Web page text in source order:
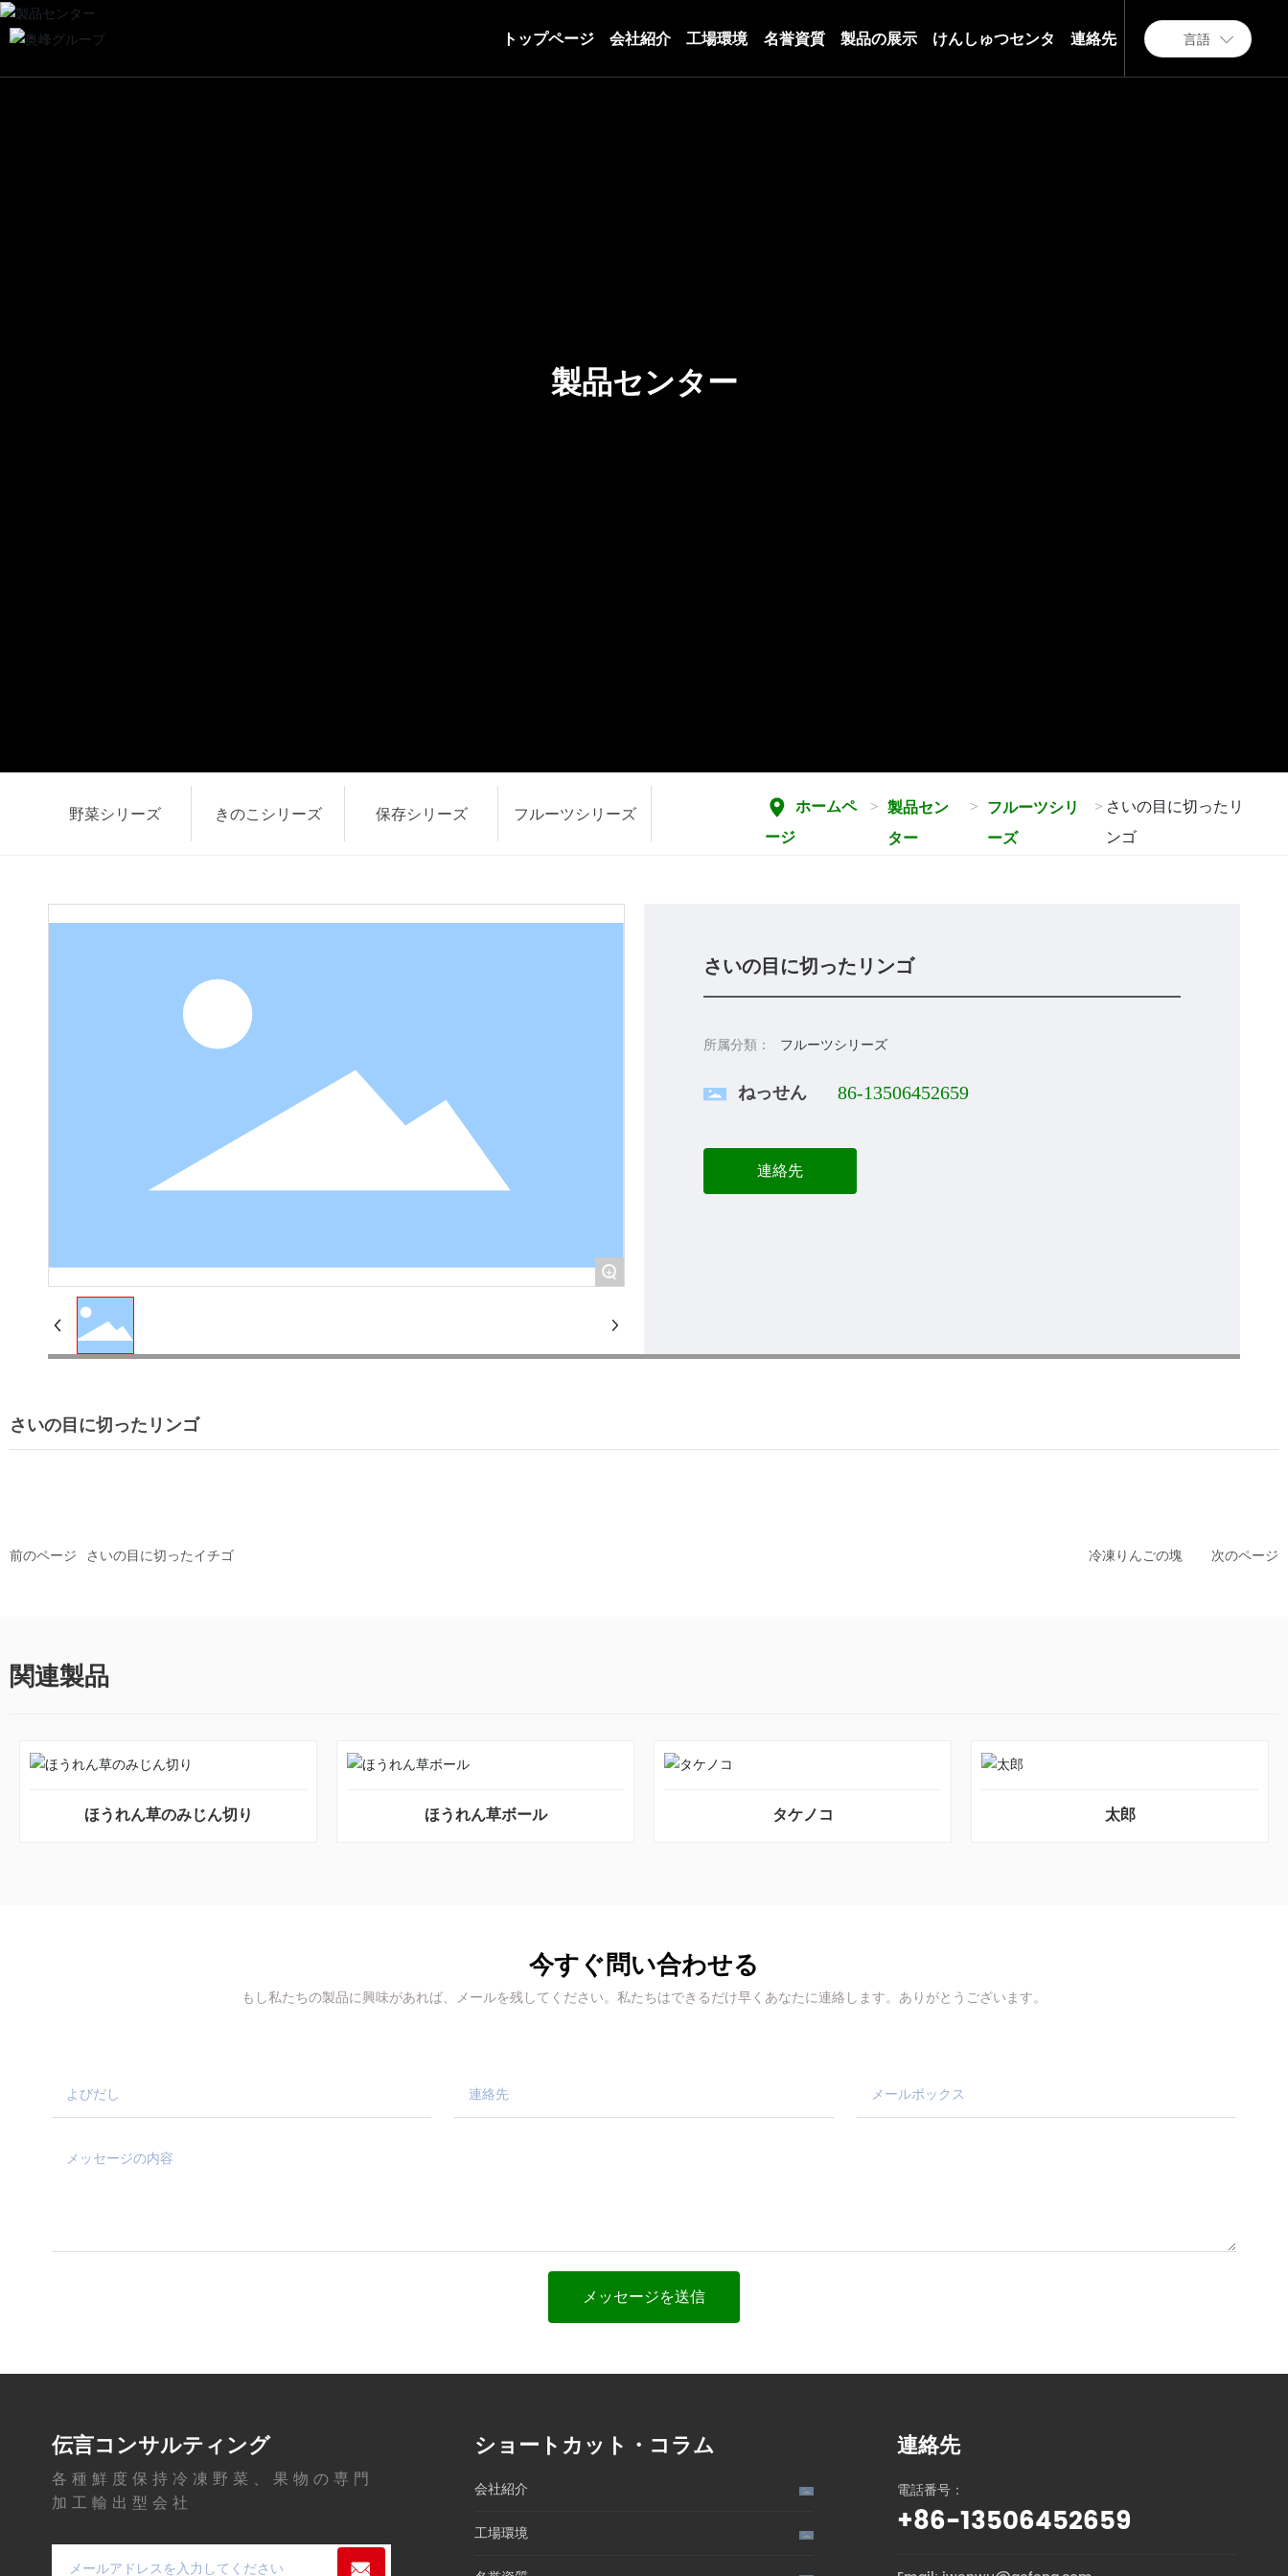
トップページ 会社紹介 工場環境 名誉資質 製品の展示 けんしゅつセンタ 連絡先 言語
製品センター
野菜シリーズ きのこシリーズ 保存シリーズ フルーツシリーズ
ホームペ
ージ
製品セン
ター
フルーツシリ
ーズ
さいの目に切ったリ
ンゴ
+
さいの目に切ったリンゴ
所属分類： フルーツシリーズ
ねっせん 86-13506452659
連絡先
さいの目に切ったリンゴ
前のページ さいの目に切ったイチゴ 冷凍りんごの塊 次のページ
関連製品
ほうれん草のみじん切り ほうれん草ボール タケノコ 太郎
今すぐ問い合わせる
もし私たちの製品に興味があれば、メールを残してください。私たちはできるだけ早くあなたに連絡します。ありがとうございます。
メッセージを送信
伝言コンサルティング
各種鮮度保持冷凍野菜、果物の専門
加工輸出型会社
ショートカット・コラム
会社紹介
工場環境
連絡先
電話番号：
+86-13506452659